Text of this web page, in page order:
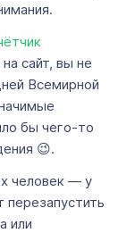
сайт, вы не
Всемирной
бы чего-то
😉.
человек — у
или